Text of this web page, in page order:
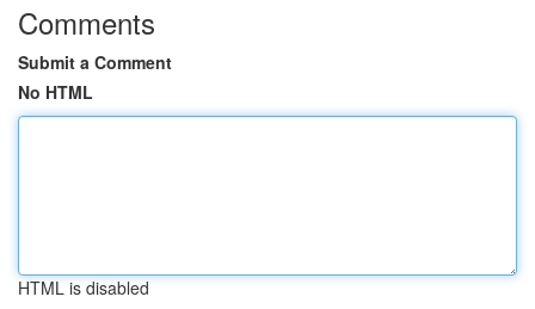
Comments
Submit a Comment
No HTML
HTML is disabled